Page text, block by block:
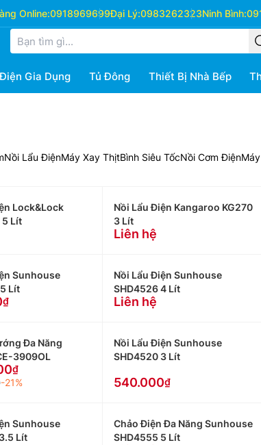
Online:0918969699Đại Lý:0983262323Ninh Bình:
Điện Gia Dụng Tủ Đông Thiết Bị Nhà Bếp
Nồi Lẩu ĐiệnMáy Xay ThịtBình Siêu TốcNồi Cơm Điện
Lock&Lock
5 Lít
Nồi Lẩu Điện Kangaroo KG270
3 Lít
Liên hệ
Sunhouse
Lít
Nồi Lẩu Điện Sunhouse
SHD4526 4 Lít
Liên hệ
Đa Năng
3909OL
-21%
Nồi Lẩu Điện Sunhouse
SHD4520 3 Lít
540.000
Sunhouse
Lít
Chảo Điện Đa Năng Sunhouse
SHD4555 5 Lít